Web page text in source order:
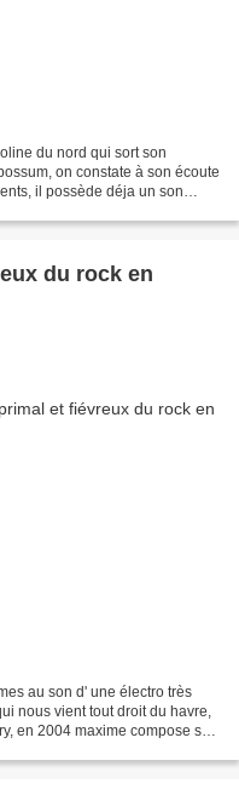
du nord qui sort son
on constate à son écoute
il possède déja un son
du rock en
au son d' une électro très
nous vient tout droit du havre,
en 2004 maxime compose sur